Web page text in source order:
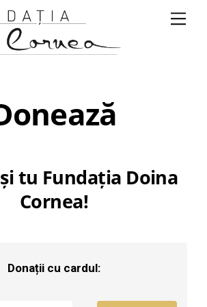
tu Fundaţia Doina
Cornea!
Donații cu cardul: